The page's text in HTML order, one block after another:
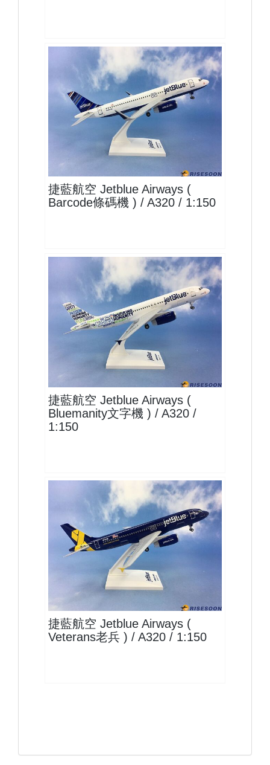
JBU15A320P05 $1500
捷藍航空 Jetblue Airways (
Barcode條碼機 ) / A320 / 1:150
JBU15A320P06 $1500
捷藍航空 Jetblue Airways (
Bluemanity文字機 ) / A320 /
1:150
JBU15A320P07 $1500
捷藍航空 Jetblue Airways (
Veterans老兵 ) / A320 / 1:150